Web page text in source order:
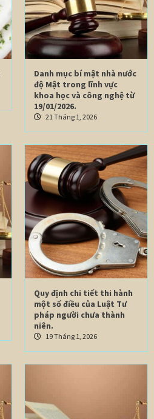
Danh mục bí mật nhà nước
độ Mật trong lĩnh vực
khoa học và công nghệ từ
19/01/2026.
21 Tháng 1, 2026
Quy định chi tiết thi hành
một số điều của Luật Tư
pháp người chưa thành
niên.
19 Tháng 1, 2026